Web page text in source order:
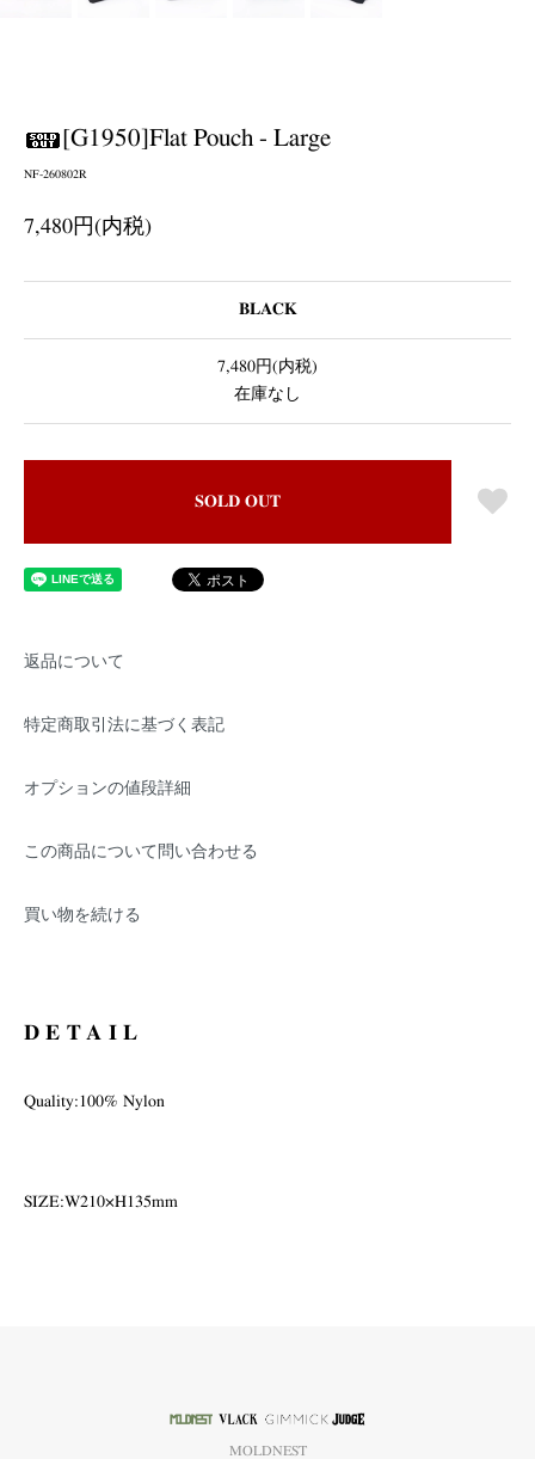
[G1950]Flat Pouch - Large
NF-260802R
7,480円(内税)
BLACK
7,480円(内税)
在庫なし
SOLD OUT
返品について
特定商取引法に基づく表記
オプションの値段詳細
この商品について問い合わせる
買い物を続ける
DETAIL
Quality:100% Nylon
SIZE:W210×H135mm
MOLDNEST